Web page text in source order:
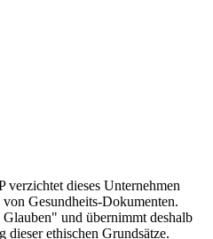
dieses Unternehmen
Gesundheits-Dokumenten.
und übernimmt deshalb
ethischen Grundsätze.